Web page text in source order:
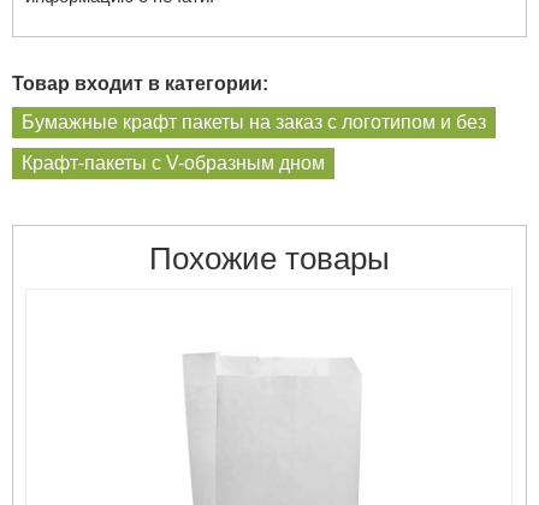
Товар входит в категории:
Бумажные крафт пакеты на заказ с логотипом и без
Крафт-пакеты с V-образным дном
Похожие товары